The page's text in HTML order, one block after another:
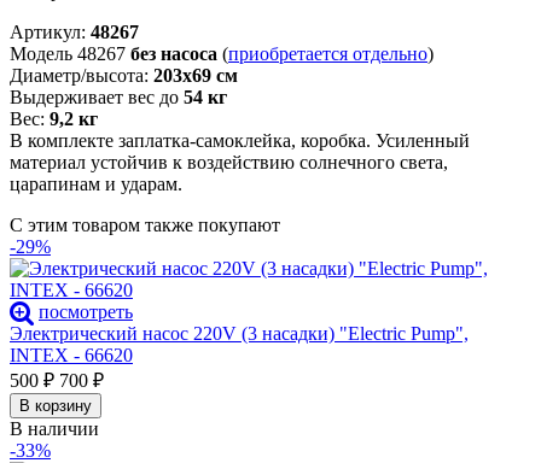
Артикул: 48267
Модель 48267 без насоса (приобретается отдельно)
Диаметр/высота: 203х69 см
Выдерживает вес до 54 кг
Вес: 9,2 кг
В комплекте заплатка-самоклейка, коробка. Усиленный
материал устойчив к воздействию солнечного света,
царапинам и ударам.
С этим товаром также покупают
-29%
посмотреть
Электрический насос 220V (3 насадки) "Electric Pump",
INTEX - 66620
500 ₽ 700 ₽
В корзину
В наличии
-33%